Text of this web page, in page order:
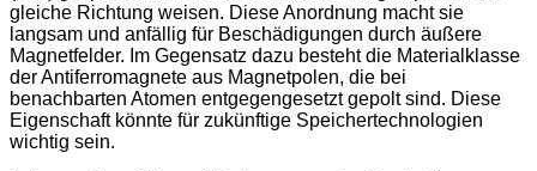
gleiche Richtung weisen. Diese Anordnung macht sie
langsam und anfällig für Beschädigungen durch äußere
Magnetfelder. Im Gegensatz dazu besteht die Materialklasse
der Antiferromagnete aus Magnetpolen, die bei
benachbarten Atomen entgegengesetzt gepolt sind. Diese
Eigenschaft könnte für zukünftige Speichertechnologien
wichtig sein.